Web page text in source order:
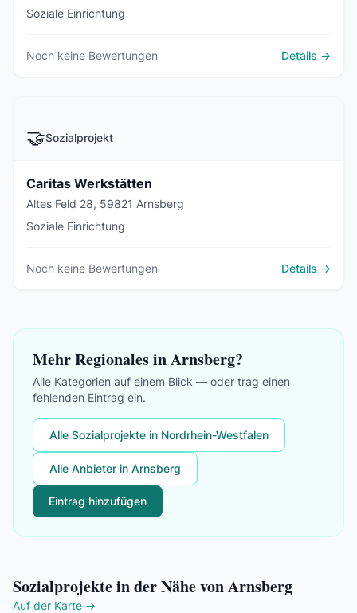
Soziale Einrichtung
Noch keine Bewertungen Details →
🤝Sozialprojekt
Caritas Werkstätten
Altes Feld 28, 59821 Arnsberg
Soziale Einrichtung
Noch keine Bewertungen Details →
Mehr Regionales in Arnsberg?
Alle Kategorien auf einem Blick — oder trag einen
fehlenden Eintrag ein.
Alle Sozialprojekte in Nordrhein-Westfalen
Alle Anbieter in Arnsberg
Eintrag hinzufügen
Sozialprojekte in der Nähe von Arnsberg
Auf der Karte →